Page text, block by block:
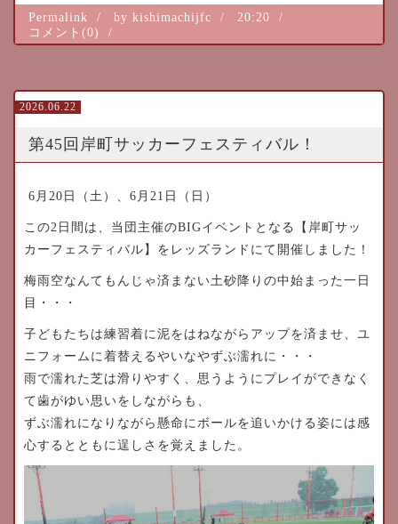
Permalink by kishimachijfc
20:20
コメント(0)
2026.06.22
第45回岸町サッカーフェスティバル！
6月20日（土）、6月21日（日）
この2日間は、当団主催のBIGイベントとなる【岸町サッ
カーフェスティバル】をレッズランドにて開催しました！
梅雨空なんてもんじゃ済まない土砂降りの中始まった一日
目・・・
子どもたちは練習着に泥をはねながらアップを済ませ、ユ
ニフォームに着替えるやいなやずぶ濡れに・・・
雨で濡れた芝は滑りやすく、思うようにプレイができなく
て歯がゆい思いをしながらも、
ずぶ濡れになりながら懸命にボールを追いかける姿には感
心するとともに逞しさを覚えました。